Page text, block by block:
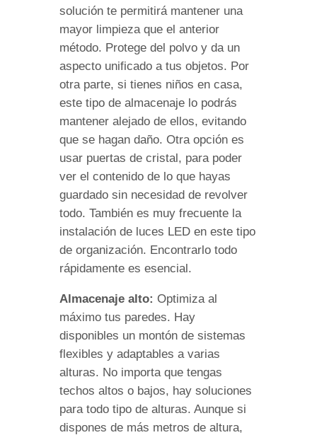
solución te permitirá mantener una
mayor limpieza que el anterior
método. Protege del polvo y da un
aspecto unificado a tus objetos. Por
otra parte, si tienes niños en casa,
este tipo de almacenaje lo podrás
mantener alejado de ellos, evitando
que se hagan daño. Otra opción es
usar puertas de cristal, para poder
ver el contenido de lo que hayas
guardado sin necesidad de revolver
todo. También es muy frecuente la
instalación de luces LED en este tipo
de organización. Encontrarlo todo
rápidamente es esencial.
Almacenaje alto: Optimiza al
máximo tus paredes. Hay
disponibles un montón de sistemas
flexibles y adaptables a varias
alturas. No importa que tengas
techos altos o bajos, hay soluciones
para todo tipo de alturas. Aunque si
dispones de más metros de altura,